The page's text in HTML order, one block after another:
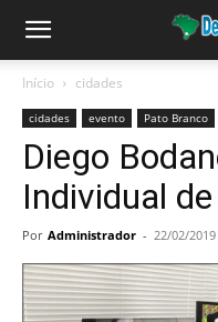
Início cidades
cidades evento Pato Branco
Diego
Individual
Por Administrador - 22/02/2019